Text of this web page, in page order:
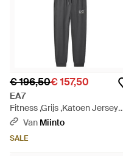
€ 196,50€ 157,50
EA7
Fitness ,Grijs ,Katoen Jersey
Trainingspak - Zwart
Van Miinto
SALE